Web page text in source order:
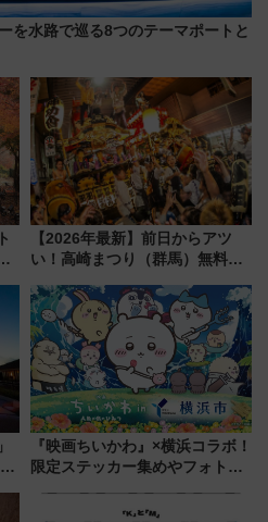
を水路で巡る8つのテーマポートと
【2026年最新】前日からアツ
い！高崎まつり（群馬）無料観
しまで
『映画ちいかわ』×横浜コラボ！
限定ステッカー集めやフォトス
いを満喫しよう（花火鑑賞会応